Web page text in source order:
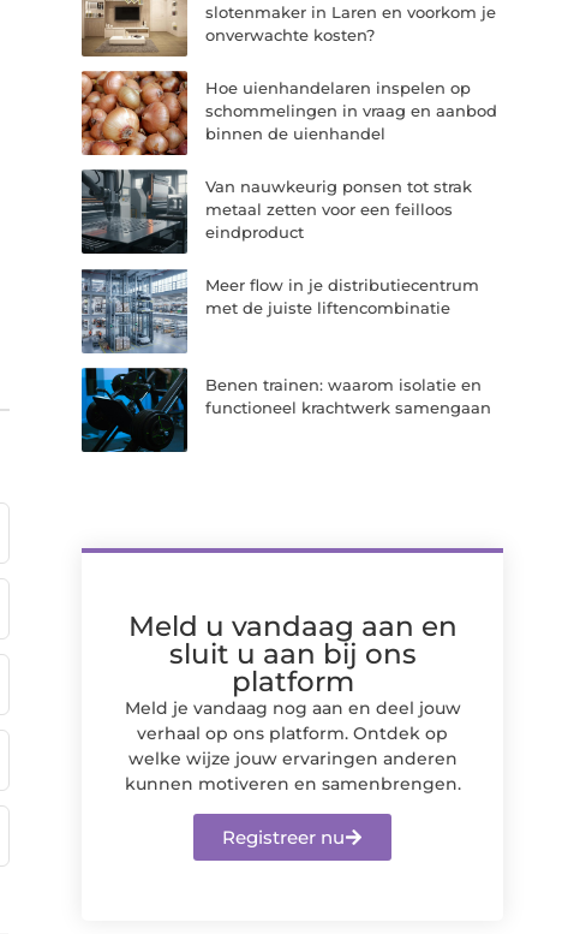
slotenmaker in Laren en voorkom je
onverwachte kosten?
Hoe uienhandelaren inspelen op
schommelingen in vraag en aanbod
binnen de uienhandel
Van nauwkeurig ponsen tot strak
metaal zetten voor een feilloos
eindproduct
Meer flow in je distributiecentrum
met de juiste liftencombinatie
Benen trainen: waarom isolatie en
functioneel krachtwerk samengaan
Meld u vandaag aan en
sluit u aan bij ons
platform
Meld je vandaag nog aan en deel jouw
verhaal op ons platform. Ontdek op
welke wijze jouw ervaringen anderen
kunnen motiveren en samenbrengen.
Registreer nu